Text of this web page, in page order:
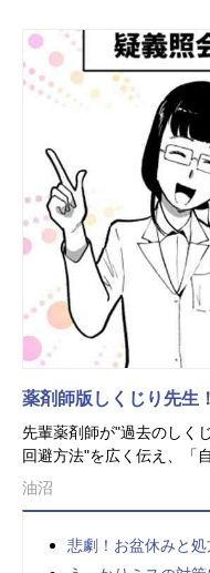
薬剤師版しくじり先生
先輩薬剤師が"過去のしく
回避方法"を広く伝え、「
油沼
悲劇！お盆休みと